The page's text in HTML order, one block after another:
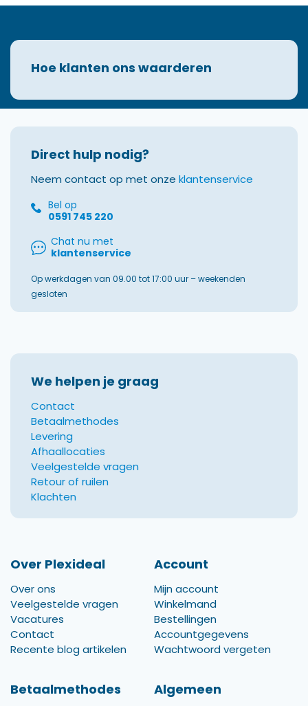
Hoe klanten ons waarderen
Direct hulp nodig?
Neem contact op met onze klantenservice
Bel op
0591 745 220
Chat nu met
klantenservice
Op werkdagen van 09.00 tot 17:00 uur – weekenden
gesloten
We helpen je graag
Contact
Betaalmethodes
Levering
Afhaallocaties
Veelgestelde vragen
Retour of ruilen
Klachten
Over Plexideal
Over ons
Veelgestelde vragen
Vacatures
Contact
Recente blog artikelen
Account
Mijn account
Winkelmand
Bestellingen
Accountgegevens
Wachtwoord vergeten
Betaalmethodes Algemeen